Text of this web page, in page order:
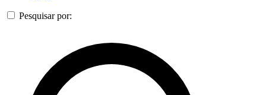
Pesquisar por: